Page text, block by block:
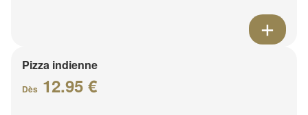
Pizza indienne
Dès 12.95 €